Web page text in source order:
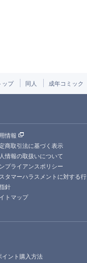
ップ 同人 成年コミック
情報
商取引法に基づく表示
情報の取扱いについて
プライアンスポリシー
タマーハラスメントに対する行
針
トマップ
イント購入方法